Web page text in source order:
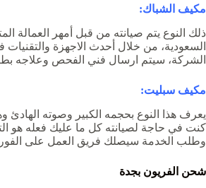
مكيف الشباك:
ذلك النوع يتم صيانته من قبل أمهر العمالة
السعودية، من خلال أحدث الاجهزة
الشركة، سيتم ارسال فني الفحص وعلاجه
مكيف سبليت:
يعرف هذا النوع بحجمه الكبير وصوته الهادئ
كنت في حاجة لصيانته كل ما عليك فعله هو
وطلب الخدمة سيصلك فريق العمل على
شحن الفريون بجدة